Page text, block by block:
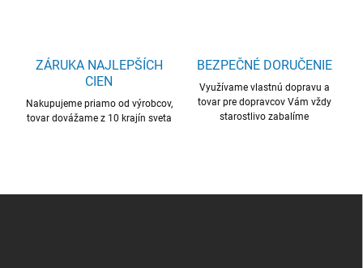
ZÁRUKA NAJLEPŠÍCH
CIEN
Nakupujeme priamo od výrobcov,
tovar dovážame z 10 krajín sveta
BEZPEČNÉ DORUČENIE
Využívame vlastnú dopravu a
tovar pre dopravcov Vám vždy
starostlivo zabalíme